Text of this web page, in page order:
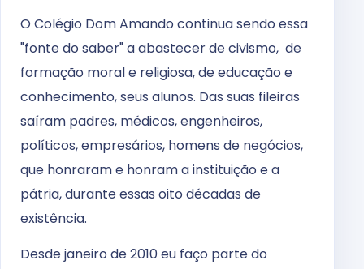
O Colégio Dom Amando continua sendo essa
"fonte do saber" a abastecer de civismo, de
formação moral e religiosa, de educação e
conhecimento, seus alunos. Das suas fileiras
saíram padres, médicos, engenheiros,
políticos, empresários, homens de negócios,
que honraram e honram a instituição e a
pátria, durante essas oito décadas de
existência.
Desde janeiro de 2010 eu faço parte do